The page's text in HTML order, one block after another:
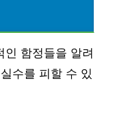
인 함정들을 알려
수를 피할 수 있